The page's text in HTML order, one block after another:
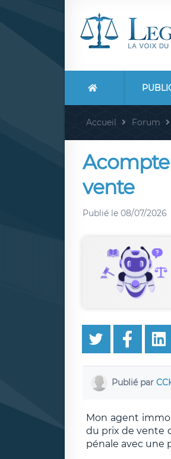
Accueil Forum
Acompte
vente
Publié le 08/07/2026
Publié par
Mon agent
du prix de vente
pénale avec une